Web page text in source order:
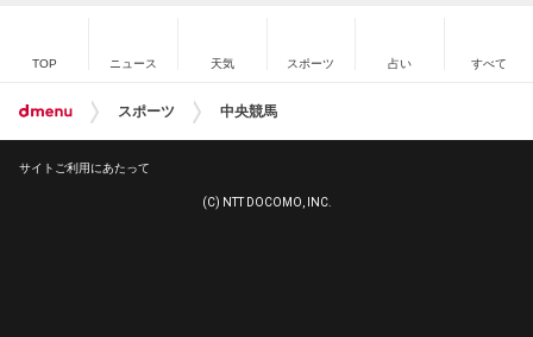
TOP ニュース 天気 スポーツ 占い すべて
スポーツ 中央競馬
サイトご利用にあたって
(C) NTT DOCOMO, INC.